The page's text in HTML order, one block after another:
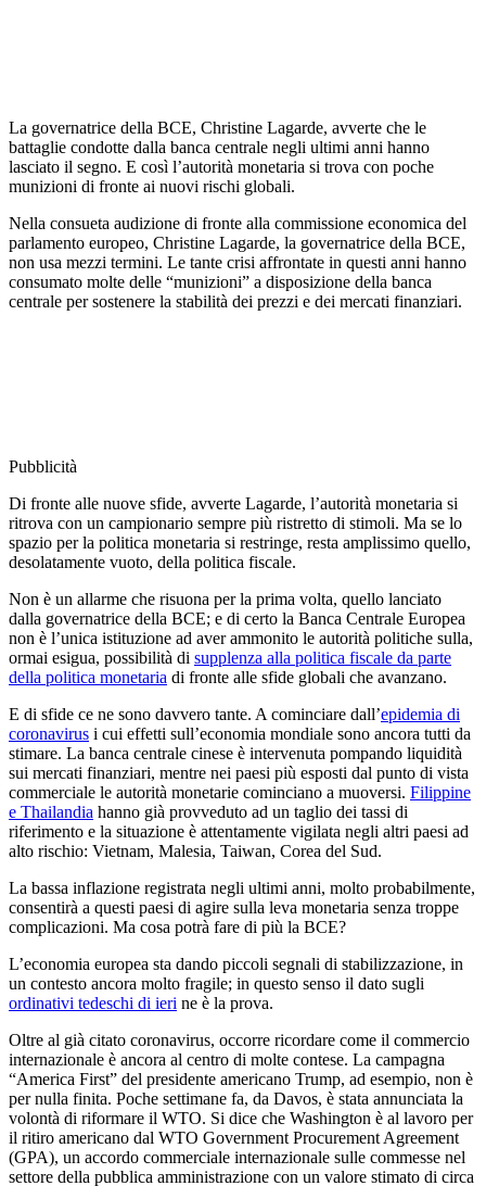
La governatrice della BCE, Christine Lagarde, avverte che le
battaglie condotte dalla banca centrale negli ultimi anni hanno
lasciato il segno. E così l’autorità monetaria si trova con poche
munizioni di fronte ai nuovi rischi globali.
Nella consueta audizione di fronte alla commissione economica del
parlamento europeo, Christine Lagarde, la governatrice della BCE,
non usa mezzi termini. Le tante crisi affrontate in questi anni hanno
consumato molte delle “munizioni” a disposizione della banca
centrale per sostenere la stabilità dei prezzi e dei mercati finanziari.
Pubblicità
Di fronte alle nuove sfide, avverte Lagarde, l’autorità monetaria si
ritrova con un campionario sempre più ristretto di stimoli. Ma se lo
spazio per la politica monetaria si restringe, resta amplissimo quello,
desolatamente vuoto, della politica fiscale.
Non è un allarme che risuona per la prima volta, quello lanciato
dalla governatrice della BCE; e di certo la Banca Centrale Europea
non è l’unica istituzione ad aver ammonito le autorità politiche sulla,
ormai esigua, possibilità di supplenza alla politica fiscale da parte
della politica monetaria di fronte alle sfide globali che avanzano.
E di sfide ce ne sono davvero tante. A cominciare dall’epidemia di
coronavirus i cui effetti sull’economia mondiale sono ancora tutti da
stimare. La banca centrale cinese è intervenuta pompando liquidità
sui mercati finanziari, mentre nei paesi più esposti dal punto di vista
commerciale le autorità monetarie cominciano a muoversi. Filippine
e Thailandia hanno già provveduto ad un taglio dei tassi di
riferimento e la situazione è attentamente vigilata negli altri paesi ad
alto rischio: Vietnam, Malesia, Taiwan, Corea del Sud.
La bassa inflazione registrata negli ultimi anni, molto probabilmente,
consentirà a questi paesi di agire sulla leva monetaria senza troppe
complicazioni. Ma cosa potrà fare di più la BCE?
L’economia europea sta dando piccoli segnali di stabilizzazione, in
un contesto ancora molto fragile; in questo senso il dato sugli
ordinativi tedeschi di ieri ne è la prova.
Oltre al già citato coronavirus, occorre ricordare come il commercio
internazionale è ancora al centro di molte contese. La campagna
“America First” del presidente americano Trump, ad esempio, non è
per nulla finita. Poche settimane fa, da Davos, è stata annunciata la
volontà di riformare il WTO. Si dice che Washington è al lavoro per
il ritiro americano dal WTO Government Procurement Agreement
(GPA), un accordo commerciale internazionale sulle commesse nel
settore della pubblica amministrazione con un valore stimato di circa